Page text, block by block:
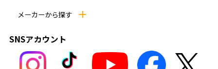
メーカーから探す
SNSアカウント